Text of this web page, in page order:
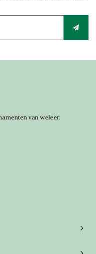
van weleer.